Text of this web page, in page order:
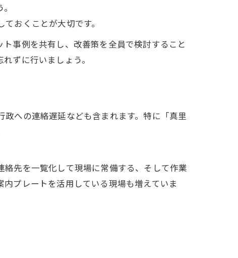
おくことが大切です。
事例を共有し、改善策を全員で検討すること
ずに行いましょう。
への連絡遅延なども含まれます。特に「真里
先を一覧化して現場に常備する、そして作業
プレートを活用している現場も増えていま